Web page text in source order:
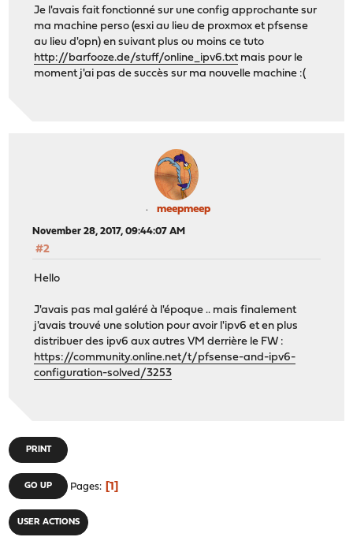
Je l'avais fait fonctionné sur une config approchante sur
ma machine perso (esxi au lieu de proxmox et pfsense
au lieu d'opn) en suivant plus ou moins ce tuto
http://barfooze.de/stuff/online_ipv6.txtmais pour le
moment j'ai pas de succès sur ma nouvelle machine :(
meepmeep
November 28, 2017, 09:44:07 AM
#2
Hello
J'avais pas mal galéré à l'époque .. mais finalement
j'avais trouvé une solution pour avoir l'ipv6 et en plus
distribuer des ipv6 aux autres VM derrière le FW :
https://community.online.net/t/pfsense-and-ipv6-
configuration-solved/3253
PRINT
GO UP Pages 1
USER ACTIONS